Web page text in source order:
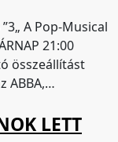
A Pop-Musical
21:00
összeállítást
ABBA,…
LETT